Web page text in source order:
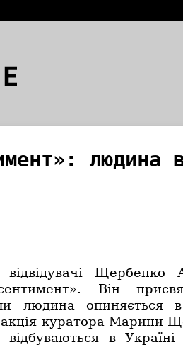
людина
Він
людина опиняється
куратора Марини
відбуваються в